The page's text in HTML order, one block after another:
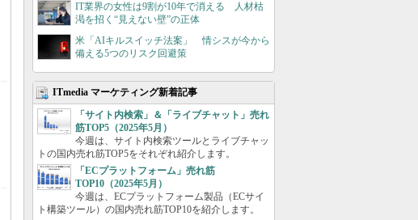
IT業界の女性は9割が10年で消える 人材枯
渇を招く“見えない壁”の正体
米「AIキルスイッチ法案」 情シスが今から
備える5つのリスク回避策
ITmedia マーケティング新着記事
「サイト内検索」＆「ライブチャット」売れ
筋TOP5（2025年5月）
今週は、サイト内検索ツールとライブチャッ
トの国内売れ筋TOP5をそれぞれ紹介します。
「ECプラットフォーム」売れ筋
TOP10（2025年5月）
今週は、ECプラットフォーム製品（ECサイ
ト構築ツール）の国内売れ筋TOP10を紹介します。